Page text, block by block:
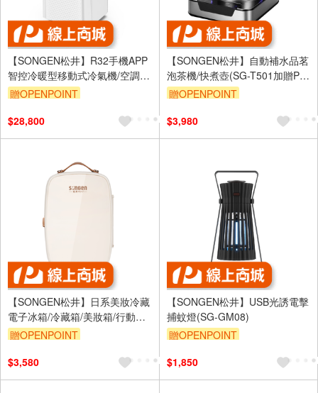
【SONGEN松井】R32手機APP
智控冷暖型移動式冷氣機/空調
(SG-A413CH)
贈OPENPOINT
$28,800
【SONGEN松井】自動補水品茗
泡茶機/快煮壺(SG-T501加贈PC
食品級淨水桶)
贈OPENPOINT
$3,980
【SONGEN松井】日系美妝冷藏
電子冰箱/冷藏箱/美妝箱/行動冰
箱(CLT-07W)
贈OPENPOINT
$3,580
【SONGEN松井】USB光誘電擊
捕蚊燈(SG-GM08)
贈OPENPOINT
$1,850